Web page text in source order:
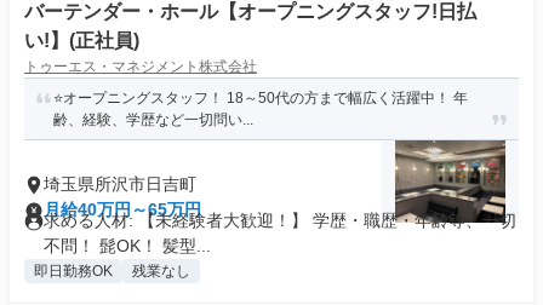
バーテンダー・ホール【オープニングスタッフ!日払
い!】(正社員)
トゥーエス・マネジメント株式会社
⭐オープニングスタッフ！ 18～50代の方まで幅広く活躍中！ 年
齢、経験、学歴など一切問い...
埼玉県所沢市日吉町
月給40万円～65万円
求める人材: 【未経験者大歓迎！】 学歴・職歴・年齢等、一切
不問！ 髭OK！ 髪型...
即日勤務OK 残業なし